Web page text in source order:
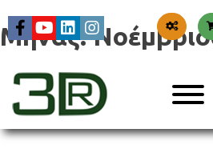
to
content
3dr
Μήνας: